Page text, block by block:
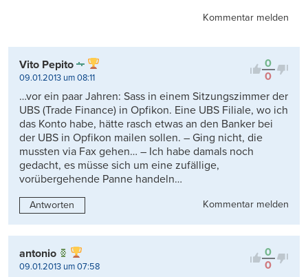
Kommentar melden
0
0
Vito Pepito
09.01.2013 um 08:11
…vor ein paar Jahren: Sass in einem Sitzungszimmer der
UBS (Trade Finance) in Opfikon. Eine UBS Filiale, wo ich
das Konto habe, hätte rasch etwas an den Banker bei
der UBS in Opfikon mailen sollen. – Ging nicht, die
mussten via Fax gehen… – Ich habe damals noch
gedacht, es müsse sich um eine zufällige,
vorübergehende Panne handeln…
Antworten Kommentar melden
0
0
antonio
09.01.2013 um 07:58